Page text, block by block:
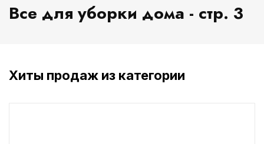
Все для уборки дома - стр. 3
Хиты продаж из категории